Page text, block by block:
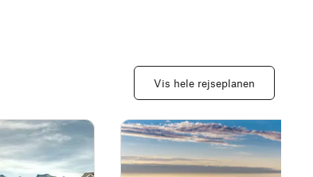
Vis hele rejseplanen